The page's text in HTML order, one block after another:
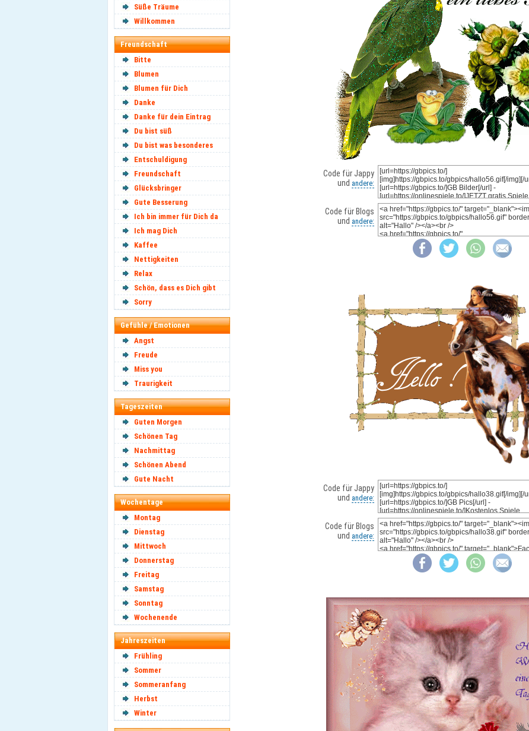
Süße Träume
Willkommen
Freundschaft
Bitte
Blumen
Blumen für Dich
Danke
Danke für dein Eintrag
Du bist süß
Du bist was besonderes
Entschuldigung
Freundschaft
Glücksbringer
Gute Besserung
Ich bin immer für Dich da
Ich mag Dich
Kaffee
Nettigkeiten
Relax
Schön, dass es Dich gibt
Sorry
Gefühle / Emotionen
Angst
Freude
Miss you
Traurigkeit
Tageszeiten
Guten Morgen
Schönen Tag
Nachmittag
Schönen Abend
Gute Nacht
Wochentage
Montag
Dienstag
Mittwoch
Donnerstag
Freitag
Samstag
Sonntag
Wochenende
Jahreszeiten
Frühling
Sommer
Sommeranfang
Herbst
Winter
Code für Jappy
und andere:
Code für Blogs
und andere:
Code für Jappy
und andere:
Code für Blogs
und andere: